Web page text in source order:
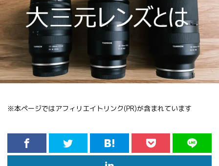
※本ページではアフィリエイトリンク(PR)が含まれています